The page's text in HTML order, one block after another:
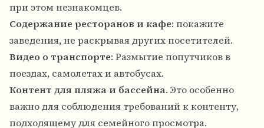
при этом незнакомцев.
Содержание ресторанов и кафе: покажите
заведения, не раскрывая других посетителей.
Видео о транспорте: Размытие попутчиков в
поездах, самолетах и ​​автобусах.
Контент для пляжа и бассейна. Это особенно
важно для соблюдения требований к контенту,
подходящему для семейного просмотра.